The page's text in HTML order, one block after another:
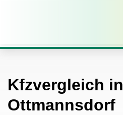
Kfzvergleich in
Ottmannsdorf